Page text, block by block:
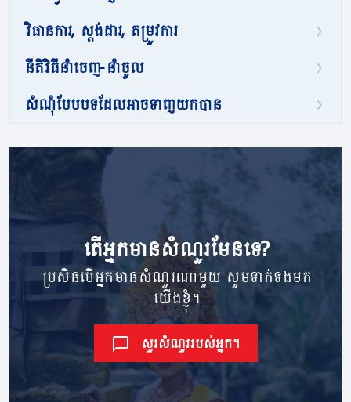
វិធានការ, ស្តង់ដារ, តម្រូវការ
នីតិវិធីនាំចេញ-នាំចូល
សំណុំបែបបទដែលអាចទាញយកបាន
តើ​អ្នក​មាន​សំណួរ​មែនទេ?
ប្រសិនបើអ្នកមានសំណួរណាមួយ សូមទាក់ទងមក
យើងខ្ញុំ។
សួរសំណួររបស់អ្នក។